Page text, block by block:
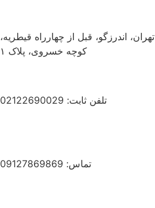
تهران، اندرزگو، قبل از چهارراه قیطریه،
کوچه خسروی، پلاک ۱
تلفن ثابت: 02122690029
تماس: 09127869869